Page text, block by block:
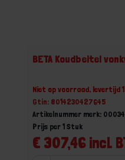
BETA Koudbeitel
Niet op voorraad, levertijd
Gtin: 8014230427645
Artikelnummer merk:
€ 307,46 incl.
Prijs per 1 Stuk